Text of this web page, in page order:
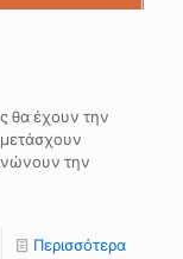
θα έχουν την
την
Περισσότερα